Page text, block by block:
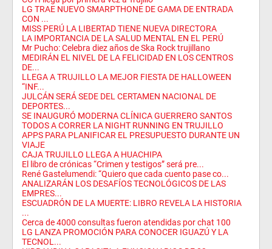
LG TRAE NUEVO SMARPTHONE DE GAMA DE ENTRADA
CON ...
MISS PERÚ LA LIBERTAD TIENE NUEVA DIRECTORA
LA IMPORTANCIA DE LA SALUD MENTAL EN EL PERÚ
Mr Pucho: Celebra diez años de Ska Rock trujillano
MEDIRÁN EL NIVEL DE LA FELICIDAD EN LOS CENTROS
DE...
LLEGA A TRUJILLO LA MEJOR FIESTA DE HALLOWEEN
“INF...
JULCÁN SERÁ SEDE DEL CERTAMEN NACIONAL DE
DEPORTES...
SE INAUGURÓ MODERNA CLÍNICA GUERRERO SANTOS
TODOS A CORRER LA NIGHT RUNNING EN TRUJILLO
APPS PARA PLANIFICAR EL PRESUPUESTO DURANTE UN
VIAJE
CAJA TRUJILLO LLEGA A HUACHIPA
El libro de crónicas “Crimen y testigos” será pre...
René Gastelumendi: “Quiero que cada cuento pase co...
ANALIZARÁN LOS DESAFÍOS TECNOLÓGICOS DE LAS
EMPRES...
ESCUADRÓN DE LA MUERTE: LIBRO REVELA LA HISTORIA
...
Cerca de 4000 consultas fueron atendidas por chat 100
LG LANZA PROMOCIÓN PARA CONOCER IGUAZÚ Y LA
TECNOL...